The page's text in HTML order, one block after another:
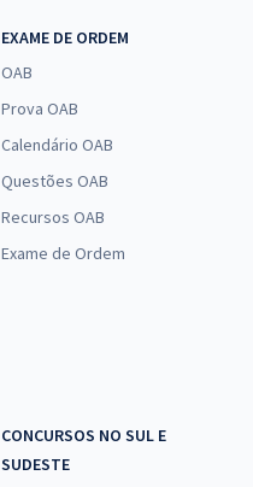
EXAME DE ORDEM
OAB
Prova OAB
Calendário OAB
Questões OAB
Recursos OAB
Exame de Ordem
CONCURSOS NO SUL E
SUDESTE